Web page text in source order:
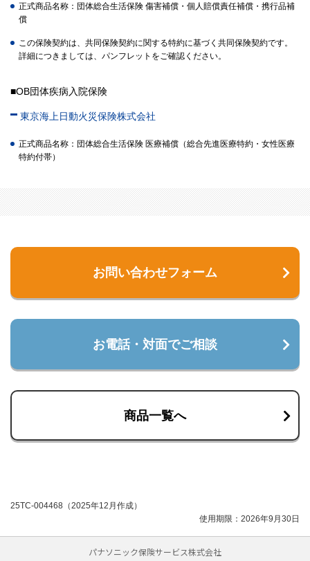
正式商品名称：団体総合生活保険 傷害補償・個人賠償責任補償・携行品補
償
この保険契約は、共同保険契約に関する特約に基づく共同保険契約です。
詳細につきましては、パンフレットをご確認ください。
■OB団体疾病入院保険
東京海上日動火災保険株式会社
正式商品名称：団体総合生活保険 医療補償（総合先進医療特約・女性医療
特約付帯）
お問い合わせフォーム
お電話・対面でご相談
商品一覧へ
25TC-004468（2025年12月作成）
使用期限：2026年9月30日
パナソニック保険サービス株式会社